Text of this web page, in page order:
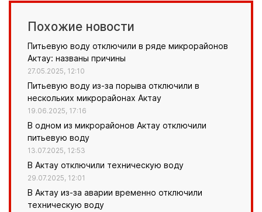
Похожие новости
Питьевую воду отключили в ряде микрорайонов
Актау: названы причины
27.05.2025, 12:10
Питьевую воду из-за порыва отключили в
нескольких микрорайонах Актау
19.06.2025, 17:16
В одном из микрорайонов Актау отключили
питьевую воду
13.07.2025, 12:53
В Актау отключили техническую воду
29.07.2025, 12:01
В Актау из-за аварии временно отключили
техническую воду